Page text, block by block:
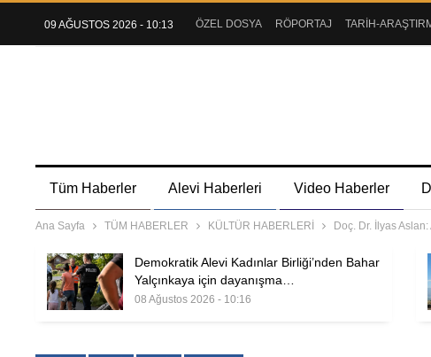
09 AĞUSTOS 2026 - 10:13 ÖZEL DOSYA RÖPORTAJ TARİH-
Tüm Haberler Alevi Haberleri Video Haberler
Ana Sayfa TÜM HABERLER KÜLTÜR HABERLERİ Doç. Dr. İlyas
Demokratik Alevi Kadınlar Birliği’nden Bahar
Yalçınkaya için dayanışma…
08 Ağustos 2026 - 10:16